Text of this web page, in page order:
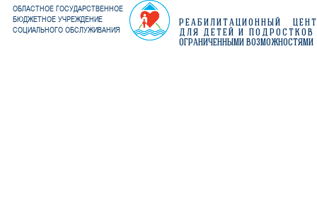
ОБЛАСТНОЕ ГОСУДАРСТВЕННОЕ
БЮДЖЕТНОЕ УЧРЕЖДЕНИЕ
СОЦИАЛЬНОГО ОБСЛУЖИВАНИЯ
РЕАБИЛИТАЦИОННЫЙ
ДЛЯ ДЕТЕЙ И ПОДРОСТКОВ
ОГРАНИЧЕННЫМИ ВОЗМОЖНОСТЯМИ